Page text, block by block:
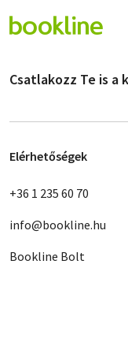
Csatlakozz Te is a
Elérhetőségek
+36 1 235 60 70
info@bookline.hu
Bookline Bolt